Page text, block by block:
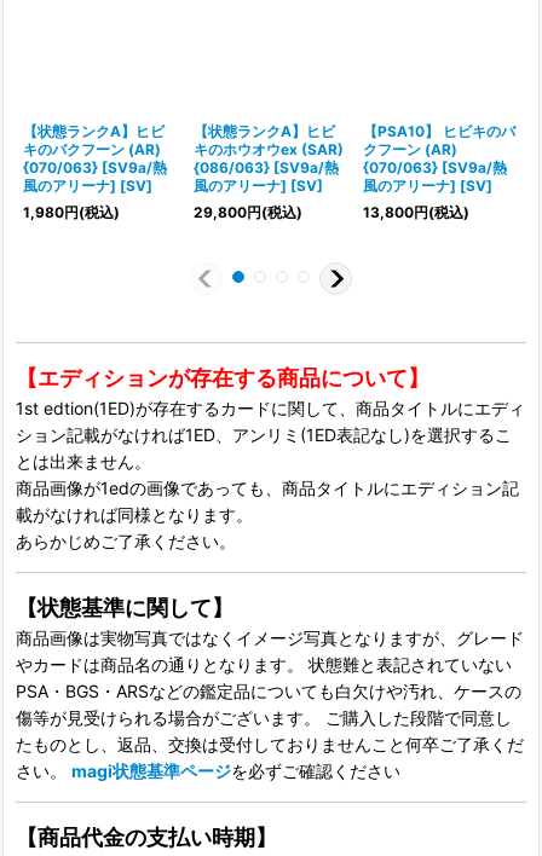
【状態ランクA】ヒビ
キのバクフーン (AR)
{070/063} [SV9a/熱
風のアリーナ] [SV]
1,980円(税込)
【状態ランクA】ヒビ
キのホウオウex (SAR)
{086/063} [SV9a/熱
風のアリーナ] [SV]
29,800円(税込)
【PSA10】 ヒビキのバ
クフーン (AR)
{070/063} [SV9a/熱
風のアリーナ] [SV]
13,800円(税込)
【エディションが存在する商品について】
1st edtion(1ED)が存在するカードに関して、商品タイトルにエディ
ション記載がなければ1ED、アンリミ(1ED表記なし)を選択するこ
とは出来ません。
商品画像が1edの画像であっても、商品タイトルにエディション記
載がなければ同様となります。
あらかじめご了承ください。
【状態基準に関して】
商品画像は実物写真ではなくイメージ写真となりますが、グレード
やカードは商品名の通りとなります。 状態難と表記されていない
PSA・BGS・ARSなどの鑑定品についても白欠けや汚れ、ケースの
傷等が見受けられる場合がございます。 ご購入した段階で同意し
たものとし、返品、交換は受付しておりませんこと何卒ご了承くだ
さい。 magi状態基準ページを必ずご確認ください
【商品代金の支払い時期】